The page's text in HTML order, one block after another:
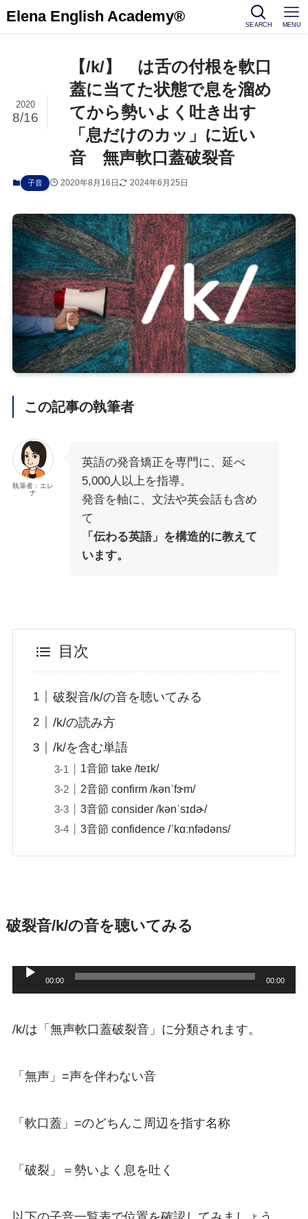
Elena English Academy® SEARCH MENU
【/k/】 は舌の付根を軟口
蓋に当てた状態で息を溜め
てから勢いよく吐き出す
「息だけのカッ」に近い
音 無声軟口蓋破裂音
2020
8/16
子音 2020年8月16日 2024年6月25日
この記事の執筆者
執筆者：エレ
ナ
英語の発音矯正を専門に、延べ
5,000人以上を指導。
発音を軸に、文法や英会話も含め
て
「伝わる英語」を構造的に教えて
います。
目次
破裂音/k/の音を聴いてみる
/k/の読み方
/k/を含む単語
1音節 take /teɪk/
2音節 confirm /kənˈfɝm/
3音節 consider /kənˈsɪdɚ/
3音節 confidence /ˈkɑːnfədəns/
破裂音/k/の音を聴いてみる
00:00 00:00
/k/は「無声軟口蓋破裂音」に分類されます。
「無声」=声を伴わない音
「軟口蓋」=のどちんこ周辺を指す名称
「破裂」＝勢いよく息を吐く